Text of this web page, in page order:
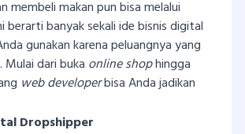
membeli makan pun bisa melalui
berarti banyak sekali ide bisnis digital
gunakan karena peluangnya yang
dari buka online shophingga
web developerbisa Anda jadikan
Dropshipper